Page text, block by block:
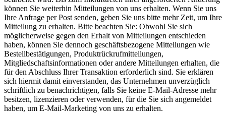
können Sie weiterhin Mitteilungen von uns erhalten. Wenn Sie uns
Ihre Anfrage per Post senden, geben Sie uns bitte mehr Zeit, um Ihre
Mitteilung zu erhalten. Bitte beachten Sie: Obwohl Sie sich
möglicherweise gegen den Erhalt von Mitteilungen entschieden
haben, können Sie dennoch geschäftsbezogene Mitteilungen wie
Bestellbestätigungen, Produktrückrufmitteilungen,
Mitgliedschaftsinformationen oder andere Mitteilungen erhalten, die
für den Abschluss Ihrer Transaktion erforderlich sind. Sie erklären
sich hiermit damit einverstanden, das Unternehmen unverzüglich
schriftlich zu benachrichtigen, falls Sie keine E-Mail-Adresse mehr
besitzen, lizenzieren oder verwenden, für die Sie sich angemeldet
haben, um E-Mail-Marketing von uns zu erhalten.